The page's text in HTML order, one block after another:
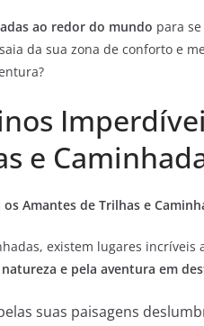
ao redor do mundo para
da sua zona de conforto e
e
Amantes de Trilhas e
existem lugares
e pela aventura em
suas paisagens